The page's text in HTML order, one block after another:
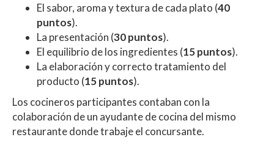
El sabor, aroma y textura de cada plato (40
puntos).
La presentación (30 puntos).
El equilibrio de los ingredientes (15 puntos).
La elaboración y correcto tratamiento del
producto (15 puntos).
Los cocineros participantes contaban con la
colaboración de un ayudante de cocina del mismo
restaurante donde trabaje el concursante.